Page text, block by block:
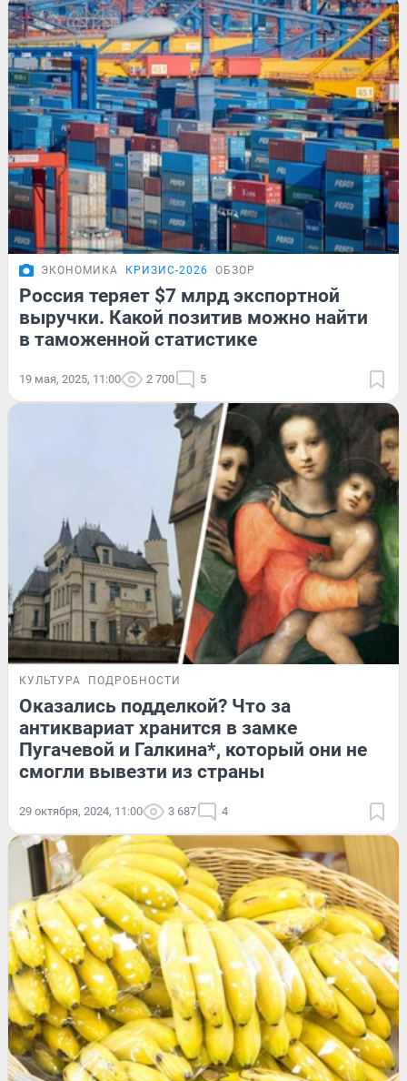
ЭКОНОМИКА КРИЗИС-2026 ОБЗОР
Россия теряет $7 млрд экспортной
выручки. Какой позитив можно найти
в таможенной статистике
19 мая, 2025, 11:00 2 700 5
КУЛЬТУРА ПОДРОБНОСТИ
Оказались подделкой? Что за
антиквариат хранится в замке
Пугачевой и Галкина*, который они не
смогли вывезти из страны
29 октября, 2024, 11:00 3 687 4